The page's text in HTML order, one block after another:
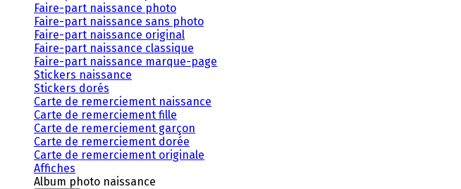
Faire-part naissance photo
Faire-part naissance sans photo
Faire-part naissance original
Faire-part naissance classique
Faire-part naissance marque-page
Stickers naissance
Stickers dorés
Carte de remerciement naissance
Carte de remerciement fille
Carte de remerciement garçon
Carte de remerciement dorée
Carte de remerciement originale
Affiches
Album photo naissance